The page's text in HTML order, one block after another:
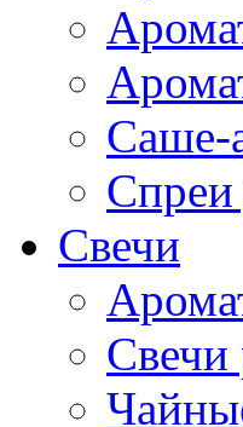
Саше-
Спреи
Свечи
Свечи